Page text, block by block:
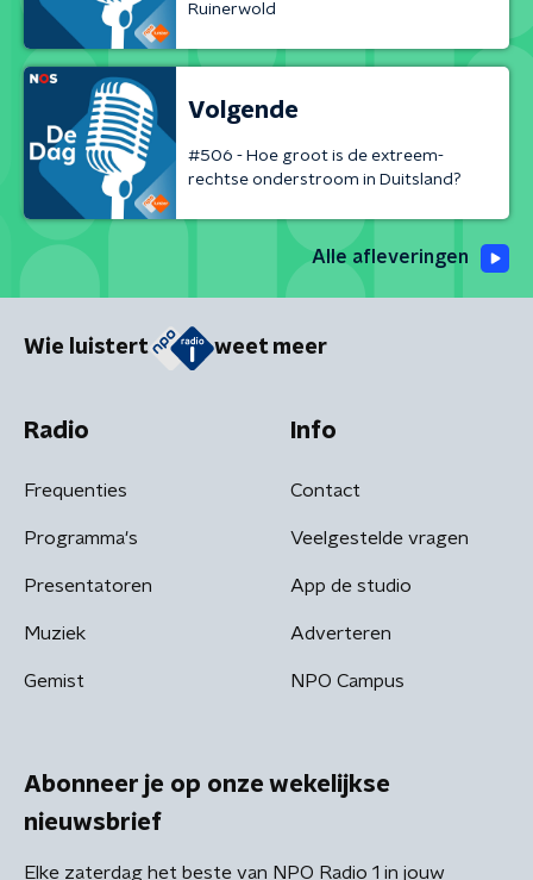
Ruinerwold
Volgende
#506 - Hoe groot is de extreem-
rechtse onderstroom in Duitsland?
Alle afleveringen
Wie luistert weet meer
Radio
Frequenties
Programma's
Presentatoren
Muziek
Gemist
Info
Contact
Veelgestelde vragen
App de studio
Adverteren
NPO Campus
Abonneer je op onze wekelijkse
nieuwsbrief
Elke zaterdag het beste van NPO Radio 1 in jouw